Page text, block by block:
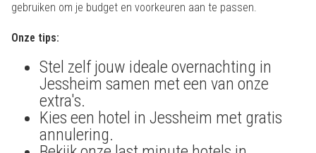
gebruiken om je budget en voorkeuren aan te passen.
Onze tips:
Stel zelf jouw ideale overnachting in
Jessheim samen met een van onze
extra's.
Kies een hotel in Jessheim met gratis
annulering.